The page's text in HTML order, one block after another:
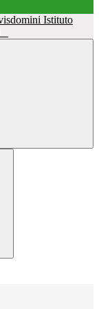
Istituto